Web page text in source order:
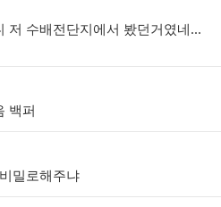
저 수배전단지에서 봤던거였네...
백퍼
밀로해주냐